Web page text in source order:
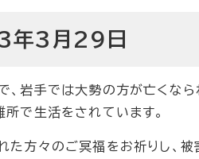
年3月29日
、岩手では大勢の方が亡くなら
所で生活をされています。
た方々のご冥福をお祈りし、